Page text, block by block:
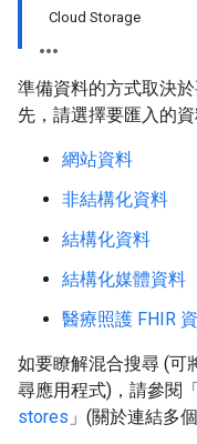
Cloud Storage
準備資料的方式取決
先，請選擇要匯入的資
網站資料
非結構化資料
結構化資料
結構化媒體資料
醫療照護 FHIR
如要瞭解混合搜尋 (可
尋應用程式)，請參閱
stores 」(關於連結多